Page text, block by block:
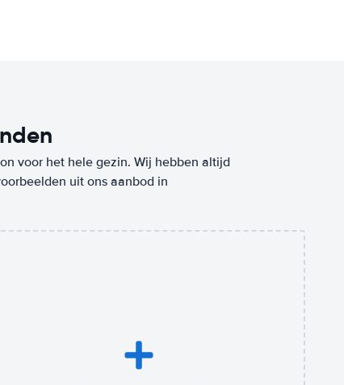
voor het hele gezin. Wij hebben altijd
uit ons aanbod in